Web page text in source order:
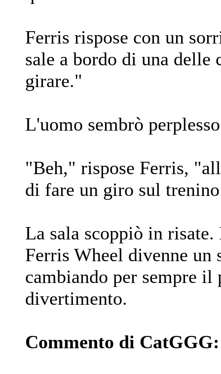
Ferris rispose con un
sale a bordo di una
girare."
L'uomo sembrò
"Beh," rispose Ferris,
di fare un giro sul
La sala scoppiò in
Ferris Wheel divenne un
cambiando per sempre
divertimento.
Commento di CatGGG: